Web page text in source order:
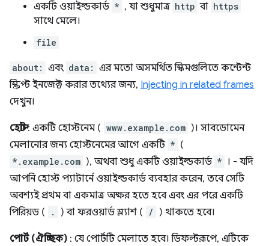
একটি ওয়াইল্ডকার্ড * , যা শুধুমাত্র http বা https
সাথে মেলে।
file
about: এবং data: এর মতো অসমর্থিত স্কিমগুলিতে কন্টেন্ট
স্ক্রিপ্ট ইনজেক্ট করার তথ্যের জন্য, Injecting in related frames
দেখুন।
হোস্ট: একটি হোস্টনেম ( www.example.com )। সাবডোমেন
মেলানোর জন্য হোস্টনেমের আগে একটি * (
*.example.com ), অথবা শুধু একটি ওয়াইল্ডকার্ড * । - যদি
আপনি হোস্ট প্যাটার্নে ওয়াইল্ডকার্ড ব্যবহার করেন, তবে সেটি
অবশ্যই প্রথম বা একমাত্র অক্ষর হতে হবে এবং এর পরে একটি
পিরিয়ড (
. ) বা ফরওয়ার্ড স্ল্যাশ ( / ) থাকতে হবে।
পোর্ট (ঐচ্ছিক) : যে পোর্টটি মেলাতে হবে। ডিফল্টরূপে, এটিকে